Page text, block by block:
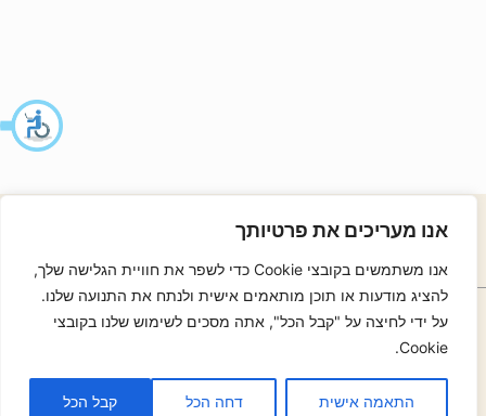
אנו מעריכים את פרטיותך
אנו משתמשים בקובצי Cookie כדי לשפר את חוויית הגלישה שלך,
להציג מודעות או תוכן מותאמים אישית ולנתח את התנועה שלנו.
על ידי לחיצה על "קבל הכל", אתה מסכים לשימוש שלנו בקובצי
Cookie.
התאמה אישית דחה הכל קבל הכל
054-30-30-319
054-30-30-319
עמוד הפייסבוק
ערוץ היוטיוב